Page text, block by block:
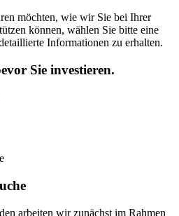
möchten, wie wir Sie bei Ihrer
können, wählen Sie bitte eine
Informationen zu erhalten.
Sie investieren.
arbeiten wir zunächst im Rahmen